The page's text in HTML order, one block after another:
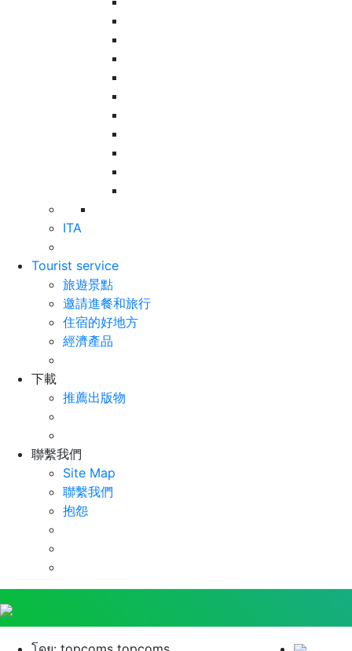
ITA
Tourist service
旅遊景點
邀請進餐和旅行
住宿的好地方
經濟產品
下載
推薦出版物
聯繫我們
Site Map
聯繫我們
抱怨